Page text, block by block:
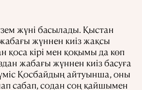
жүні басылады. Қыстан
жүннен киіз жақсы
қоса кірі мен қоқымы да көп
жабағы жүннен киіз басуға
Қосбайдың айтуынша, оны
сабап, содан соң қайшымен